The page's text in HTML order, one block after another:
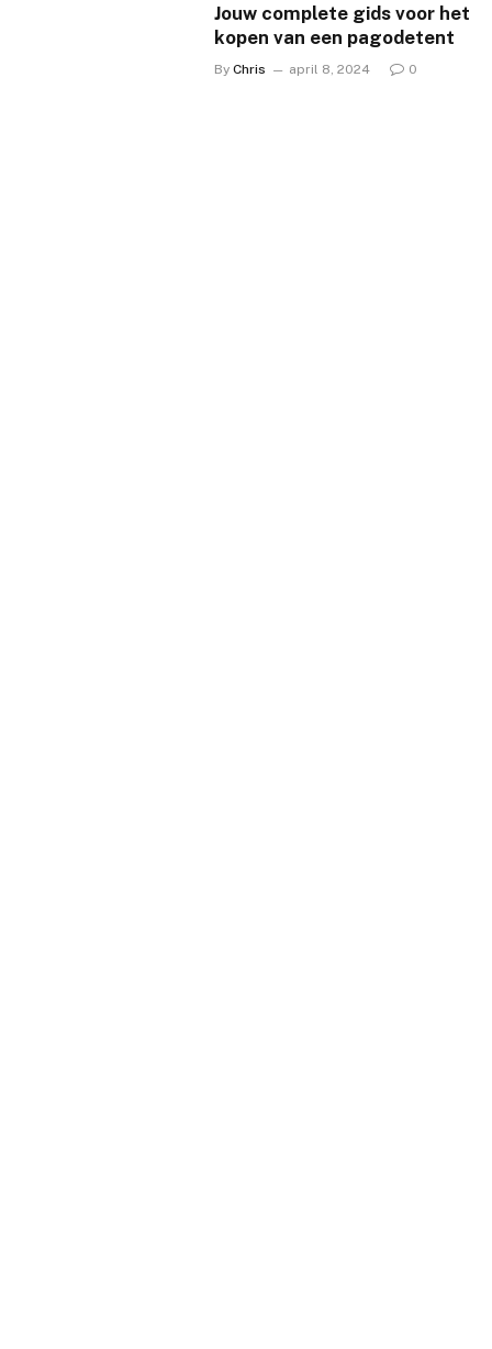
Jouw complete gids voor het
kopen van een pagodetent
By Chris april 8, 2024 0